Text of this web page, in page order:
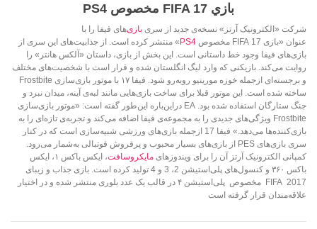
بازي FIFA 17 مخصوص PS4
شرکت «الکترونیک آرتز» نسخه‌ی جدید از سری بازی‌های فیفا را با
عنوان «بازی FIFA 17 مخصوص
PS4 » منتشر کرده است. از جذابیت‌های این سری از
بازی‌های فیفا وجود خط داستانی است. این بخش از بازی، داستان «آلکس هانتر» را
روایت می‌کند. بازیکنی که وارد لیگ انگلستان شده و قرار است با شخصیت‌های مختلف
و برجسته‌ای ازجمله خوزه مورینیو روبه‌رو شود. فیفا ۱۷ با موتور بازی‌سازی Frostbite
ساخته شده است. این موتور قبلا برای ساخت بازی‌هایی مانند لبه‌ی آینه، میدان نبرد و
جنگ ستارگان استفاده شده بود. EA دراین‌باره این‌طور گفته است: «موتور بازی‌سازی
Frostbite ویژگی‌های جدیدی را به مجموعه‌ی فیفا اضافه می‌کند و تجربه‌ی تازه‌ای را به
بازی‌کننده‌ها می‌دهد.» فیفا 17 ازجمله بازی‌های ورزشی شبیه‌سازی است که در کنار
سری بازی‌های PES از بازی‌های بسیار محبوب و پرفروش فوتبالی به‌شمار می‌رود.
کمپانی الکترونیک آرتز آن را برای ویندوزهای مایکروسافت
، ایکس باکس ۱، ایکس
باکس ۳۶۰ و کنسول‌های پلی‌استیشن 2، 3 و 4 تولید کرده است. بازی جذاب و زیبای
FIFA 2017 مخصوص پلی‌استیشن ۴ در قالب یک عدد بلوری منتشر شده و در اختیار
علاقه‌مندان قرار گرفته است